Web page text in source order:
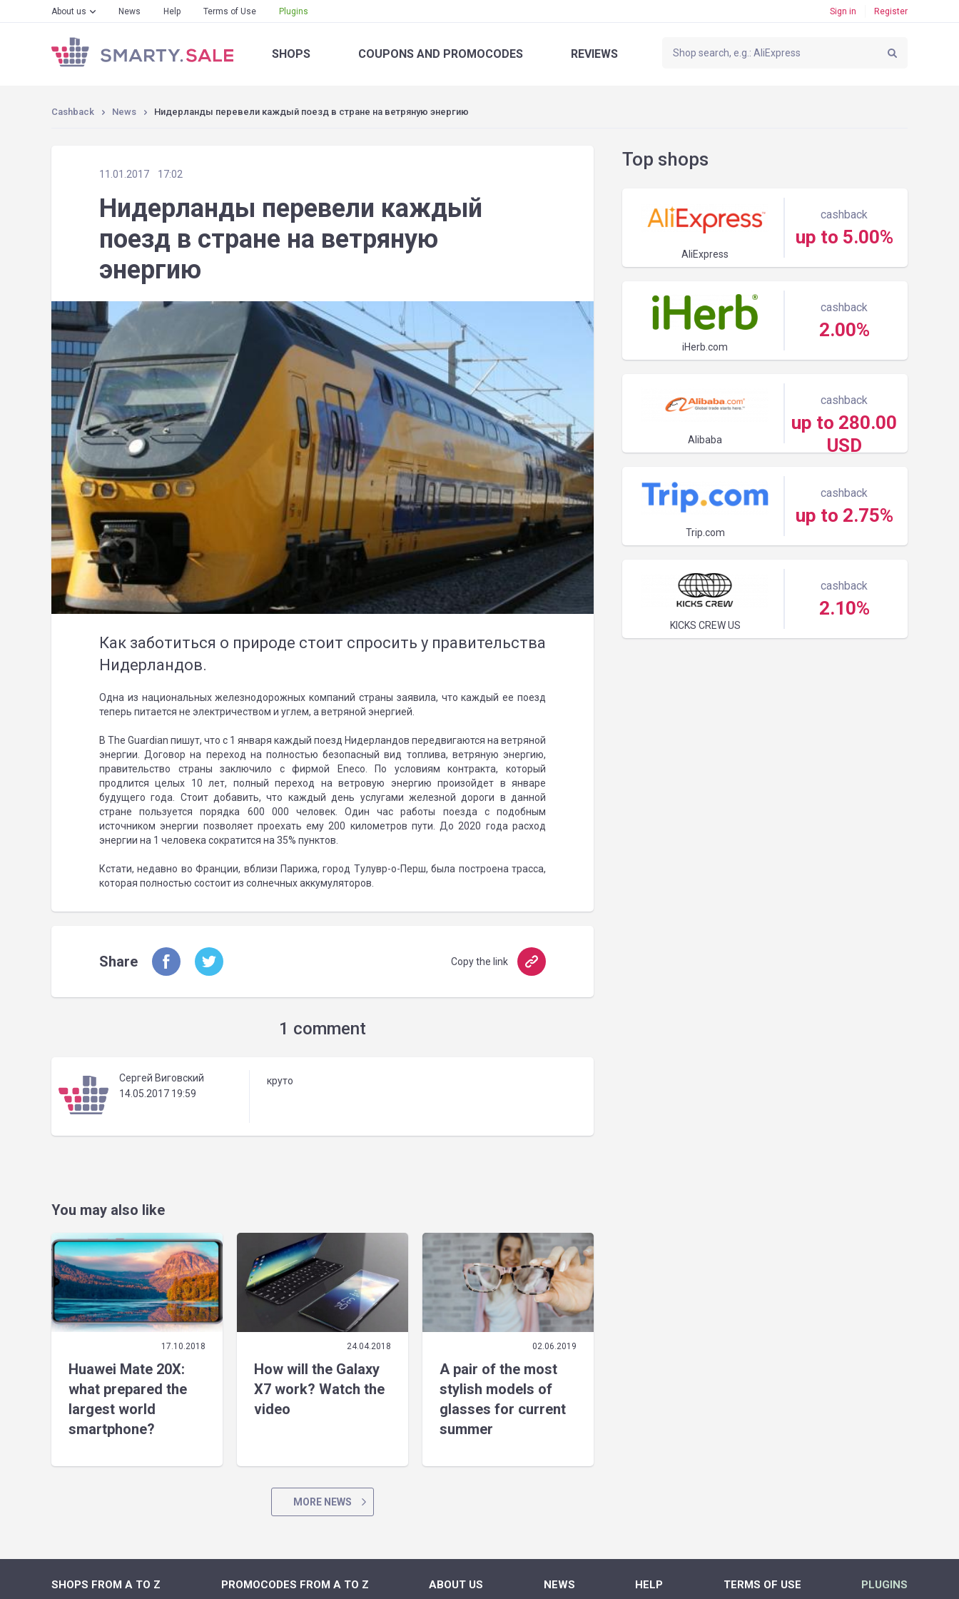
About us News Help Terms of Use Plugins Sign in Register
SHOPS COUPONS AND PROMOCODES REVIEWS
Cashback News Нидерланды перевели каждый поезд в стране на ветряную энергию
11.01.2017 17:02
Нидерланды перевели каждый
поезд в стране на ветряную
энергию
Как заботиться о природе стоит спросить у правительства
Нидерландов.
Одна из национальных железнодорожных компаний страны заявила, что каждый ее поезд
теперь питается не электричеством и углем, а ветряной энергией.
В The Guardian пишут, что с 1 января каждый поезд Нидерландов передвигаются на ветряной
энергии. Договор на переход на полностью безопасный вид топлива, ветряную энергию,
правительство страны заключило с фирмой Eneco. По условиям контракта, который
продлится целых 10 лет, полный переход на ветровую энергию произойдет в январе
будущего года. Стоит добавить, что каждый день услугами железной дороги в данной
стране пользуется порядка 600 000 человек. Один час работы поезда с подобным
источником энергии позволяет проехать ему 200 километров пути. До 2020 года расход
энергии на 1 человека сократится на 35% пунктов.
Кстати, недавно во Франции, вблизи Парижа, город Тулувр-о-Перш, была построена трасса,
которая полностью состоит из солнечных аккумуляторов.
Share Copy the link
1 comment
Сергей Виговский
14.05.2017 19:59
круто
You may also like
17.10.2018
Huawei Mate 20X:
what prepared the
largest world
smartphone?
24.04.2018
How will the Galaxy
X7 work? Watch the
video
02.06.2019
A pair of the most
stylish models of
glasses for current
summer
MORE NEWS
Top shops
AliExpress
cashback
up to 5.00%
iHerb.com
cashback
2.00%
Alibaba
cashback
up to 280.00
USD
Trip.com
cashback
up to 2.75%
KICKS CREW US
cashback
2.10%
SHOPS FROM A TO Z PROMOCODES FROM A TO Z ABOUT US NEWS HELP TERMS OF USE PLUGINS